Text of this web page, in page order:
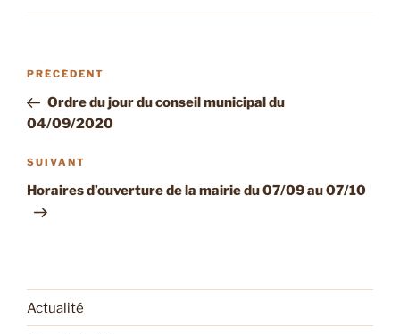
Navigation
l’article
Article
précédent
PRÉCÉDENT
Ordre du jour du conseil municipal du
04/09/2020
Article
suivant
SUIVANT
Horaires d’ouverture de la mairie du 07/09 au 07/10
Actualité